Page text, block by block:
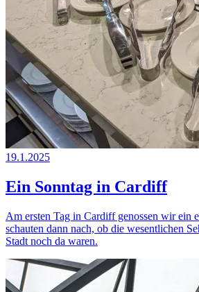
19.1.2025
Ein Sonntag in Cardiff
Am ersten Tag in Cardiff genossen wir ein
schauten dann nach, ob die wesentlichen
Stadt noch da waren.